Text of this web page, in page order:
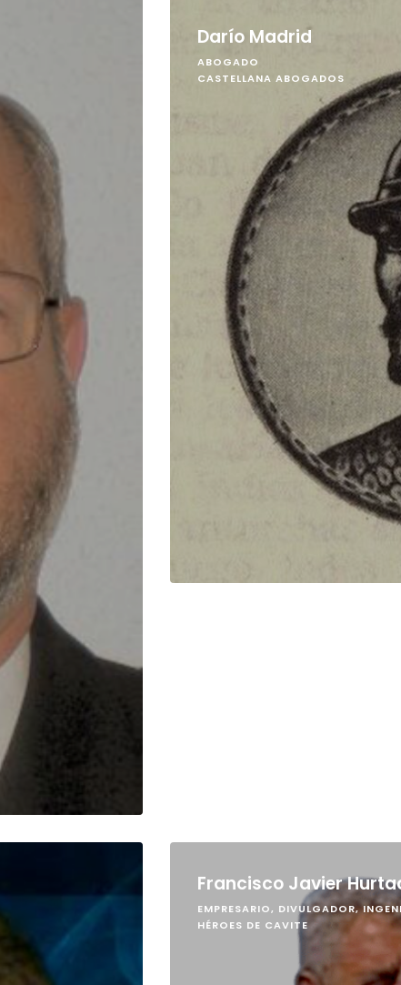
Darío Madrid
ABOGADO
CASTELLANA ABOGADOS
Francisco Javier
EMPRESARIO, DIVULGADOR,
HÉROES DE CAVITE